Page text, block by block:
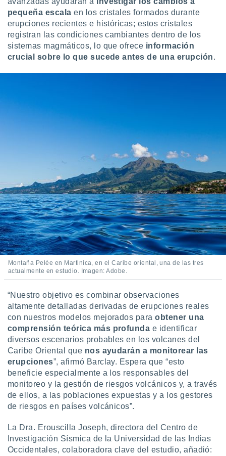
pequeña escalaen los cristales formados durante
erupciones recientes e históricas; estos cristales
registran las condiciones cambiantes dentro de los
sistemas magmáticos, lo que ofrece información
crucial sobre lo que sucede antes de una erupción.
Montaña Pelée en Martinica, en el Caribe oriental, una de las tres
actualmente en estudio. Imagen: Adobe.
“Nuestro objetivo es combinar observaciones
altamente detalladas derivadas de erupciones reales
con nuestros modelos mejorados paraobtener una
comprensión teórica más profunda e identificar
diversos escenarios probables en los volcanes del
Caribe Oriental que nos ayudarán a monitorear las
erupciones”, afirmó Barclay. Espera que “esto
beneficie especialmente a los responsables del
monitoreo y la gestión de riesgos volcánicos y, a través
de ellos, a las poblaciones expuestas y a los gestores
de riesgos en países volcánicos”.
La Dra. Erouscilla Joseph, directora del Centro de
Investigación Sísmica de la Universidad de las Indias
Occidentales, colaboradora clave del estudio, añadió: